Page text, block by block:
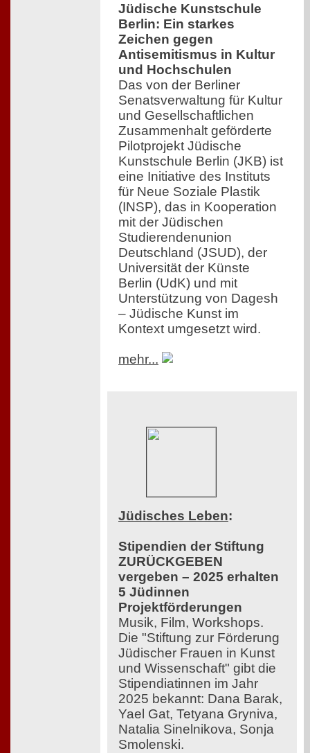
Jüdische Kunstschule
Berlin: Ein starkes
Zeichen gegen
Antisemitismus in Kultur
und Hochschulen
Das von der Berliner
Senatsverwaltung für Kultur
und Gesellschaftlichen
Zusammenhalt geförderte
Pilotprojekt Jüdische
Kunstschule Berlin (JKB) ist
eine Initiative des Instituts
für Neue Soziale Plastik
(INSP), das in Kooperation
mit der Jüdischen
Studierendenunion
Deutschland (JSUD), der
Universität der Künste
Berlin (UdK) und mit
Unterstützung von Dagesh
– Jüdische Kunst im
Kontext umgesetzt wird.
mehr...
Jüdisches Leben:
Stipendien der Stiftung
ZURÜCKGEBEN
vergeben – 2025 erhalten
5 Jüdinnen
Projektförderungen
Musik, Film, Workshops.
Die "Stiftung zur Förderung
Jüdischer Frauen in Kunst
und Wissenschaft" gibt die
Stipendiatinnen im Jahr
2025 bekannt: Dana Barak,
Yael Gat, Tetyana Gryniva,
Natalia Sinelnikova, Sonja
Smolenski.